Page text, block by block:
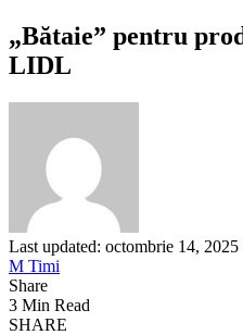
„Bătaie” pentru
LIDL
Last updated: octombrie 14, 2025
M Timi
Share
3 Min Read
SHARE